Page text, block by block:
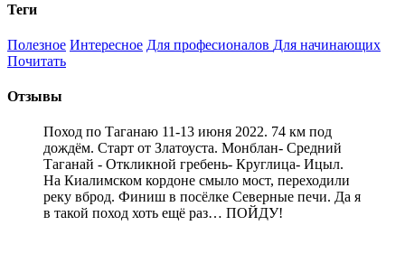
Теги
Полезное Интересное Для професионалов Для начинающих
Почитать
Отзывы
Поход по Таганаю 11-13 июня 2022. 74 км под
дождём. Старт от Златоуста. Монблан- Средний
Таганай - Откликной гребень- Круглица- Ицыл.
На Киалимском кордоне смыло мост, переходили
реку вброд. Финиш в посёлке Северные печи. Да я
в такой поход хоть ещё раз… ПОЙДУ!